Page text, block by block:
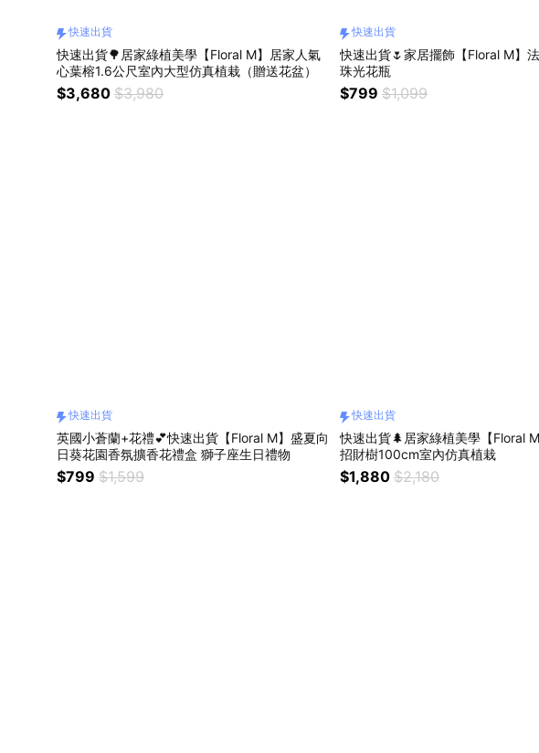
快速出貨
快速出貨🌳居家綠植美學【Floral M】居家人氣
心葉榕1.6公尺室內大型仿真植栽（贈送花盆）
$3,680 $3,980
快速出貨
快速出貨🌷家居擺飾【Floral M】
珠光花瓶
$799 $1,099
快速出貨
英國小蒼蘭+花禮💕快速出貨【Floral M】盛夏向
日葵花園香氛擴香花禮盒 獅子座生日禮物
$799 $1,599
快速出貨
快速出貨🌲居家綠植美學【Floral
招財樹100cm室內仿真植栽
$1,880 $2,180